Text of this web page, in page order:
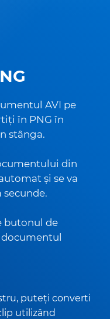
AVI pe
în PNG în
stânga.
din
și se va
butonul de
puteți converti
utilizând